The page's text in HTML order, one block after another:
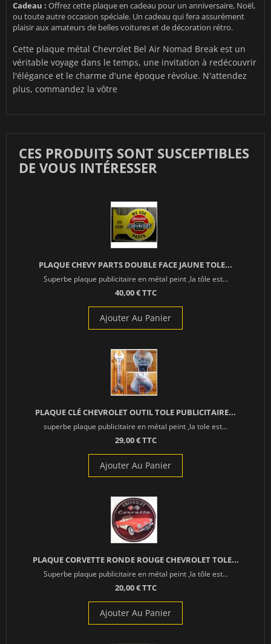
Cadeau : Offrez cette plaque en cadeau pour un anniversaire, Noël,
ou toute autre occasion spéciale. Un cadeau qui fera assurément
plaisir aux amateurs de belles voitures et de décoration rétro.
Cette plaque métal Chevrolet Bel Air Nomad Break est un
véritable voyage dans le temps, une invitation à redécouvrir
l'élégance et le charme d'une époque révolue. N'attendez
plus, commandez la vôtre
CES PRODUITS SONT SUSCEPTIBLES
DE VOUS INTÉRESSER
PLAQUE CHEVY PARTS DOUBLE FACE JAUNE TOLE...
Superbe plaque publicitaire en métal peint ,la tôle est...
40,00 € TTC
Ajouter Au Panier
PLAQUE CLÉ CHEVROLET OUTIL TOLE PUBLICITAIRE...
superbe plaque publicitaire en métal peint ,la tole est...
29,00 € TTC
Ajouter Au Panier
PLAQUE CORVETTE RONDE ROUGE CHEVROLET TOLE...
Superbe plaque publicitaire en métal peint ,la tôle est...
20,00 € TTC
Ajouter Au Panier